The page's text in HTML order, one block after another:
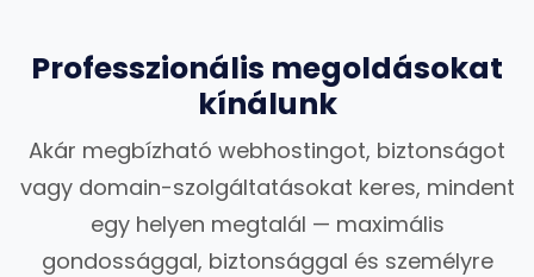
Professzionális megoldásokat
kínálunk
Akár megbízható webhostingot, biztonságot
vagy domain-szolgáltatásokat keres, mindent
egy helyen megtalál — maximális
gondossággal, biztonsággal és személyre